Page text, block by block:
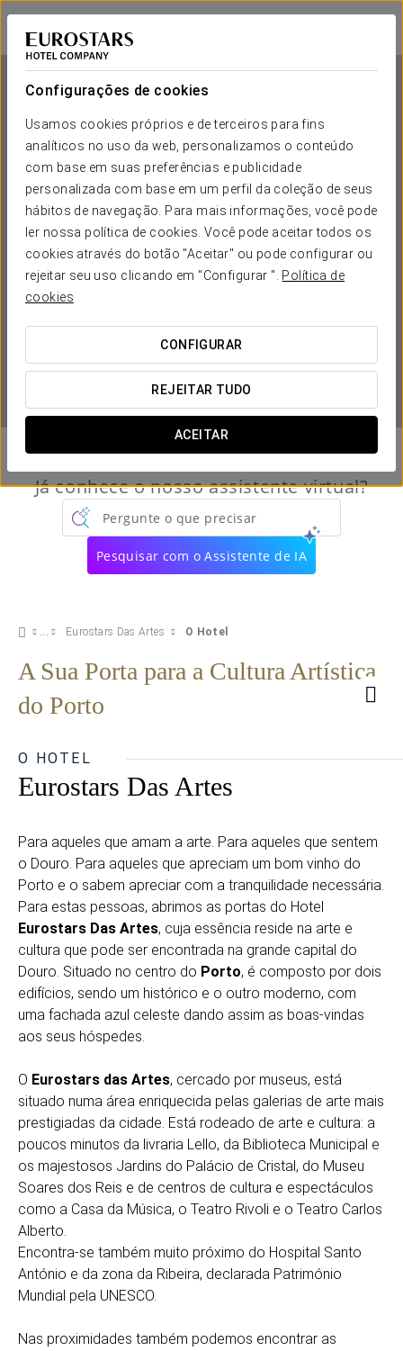
Configurações de cookies
Usamos cookies próprios e de terceiros para fins
analíticos no uso da web, personalizamos o conteúdo
com base em suas preferências e publicidade
personalizada com base em um perfil da coleção de seus
hábitos de navegação. Para mais informações, você pode
ler nossa política de cookies. Você pode aceitar todos os
cookies através do botão "Aceitar" ou pode configurar ou
rejeitar seu uso clicando em "Configurar ". Política de
cookies
CONFIGURAR
REJEITAR TUDO
ACEITAR
Eurostars Das Artes
PORTO
Eurostars Das Artes
PORTO
QUANDO QUER IR?
Já conhece o nosso assistente virtual?
Pergunte o que precisar
Pesquisar com o Assistente de IA
Eurostars Das Artes O Hotel
A Sua Porta para a Cultura Artística
do Porto
O HOTEL
Eurostars Das Artes
Para aqueles que amam a arte. Para aqueles que sentem
o Douro. Para aqueles que apreciam um bom vinho do
Porto e o sabem apreciar com a tranquilidade necessária.
Para estas pessoas, abrimos as portas do Hotel
Eurostars Das Artes, cuja essência reside na arte e
cultura que pode ser encontrada na grande capital do
Douro. Situado no centro do Porto, é composto por dois
edifícios, sendo um histórico e o outro moderno, com
uma fachada azul celeste dando assim as boas-vindas
aos seus hóspedes.
O Eurostars das Artes, cercado por museus, está
situado numa área enriquecida pelas galerias de arte mais
prestigiadas da cidade. Está rodeado de arte e cultura: a
poucos minutos da livraria Lello, da Biblioteca Municipal e
os majestosos Jardins do Palácio de Cristal, do Museu
Soares dos Reis e de centros de cultura e espectáculos
como a Casa da Música, o Teatro Rivoli e o Teatro Carlos
Alberto.
Encontra-se também muito próximo do Hospital Santo
António e da zona da Ribeira, declarada Património
Mundial pela UNESCO.
Nas proximidades também podemos encontrar as